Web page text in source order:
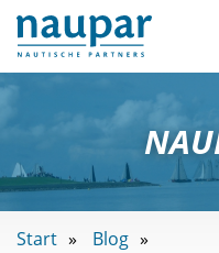
Start
Blog